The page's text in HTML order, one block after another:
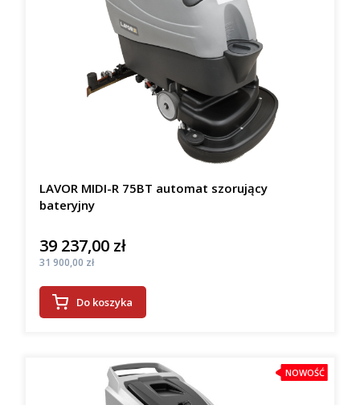
LAVOR MIDI-R 75BT automat szorujący
bateryjny
Cena
39 237,00 zł
Cena
31 900,00 zł
Do koszyka
NOWOŚĆ